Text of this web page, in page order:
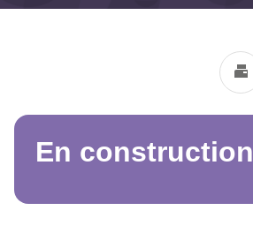
En construction